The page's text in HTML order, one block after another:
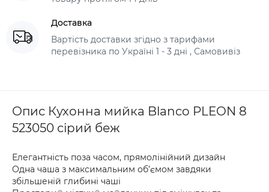
Доставка
Вартість доставки згідно з тарифами
перевізника по Україні 1 - 3 дні , Самовивіз
Опис Кухонна мийка Blanco PLEON 8
523050 сірий беж
Елегантність поза часом, прямолінійний дизайн
Одна чаша з максимальним об’ємом завдяки
збільшеній глибині чаші